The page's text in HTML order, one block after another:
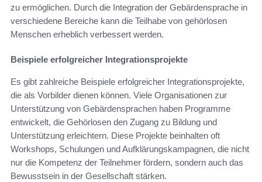
zu ermöglichen. Durch die Integration der Gebärdensprache in
verschiedene Bereiche kann die Teilhabe von gehörlosen
Menschen erheblich verbessert werden.
Beispiele erfolgreicher Integrationsprojekte
Es gibt zahlreiche Beispiele erfolgreicher Integrationsprojekte,
die als Vorbilder dienen können. Viele Organisationen zur
Unterstützung von Gebärdensprachen haben Programme
entwickelt, die Gehörlosen den Zugang zu Bildung und
Unterstützung erleichtern. Diese Projekte beinhalten oft
Workshops, Schulungen und Aufklärungskampagnen, die nicht
nur die Kompetenz der Teilnehmer fördern, sondern auch das
Bewusstsein in der Gesellschaft stärken.